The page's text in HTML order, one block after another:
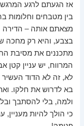
אז הגעתם לרגע המרגש
בין מטבחים
מצאתם אותה – הדירה
בצבע, והיא רק מחכה
מתכננים את מסיבת
המרווח, יש עניין
לא, זה לא הדוד
בא לדרוש את חלקו.
ולמה, בלי להסתבך
כי הולך להיות